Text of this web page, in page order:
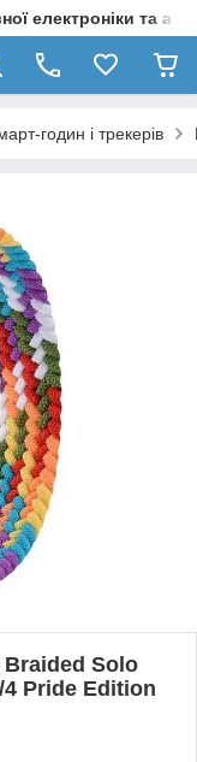
електроніки та
годин і трекерів
Solo
Pride Edition